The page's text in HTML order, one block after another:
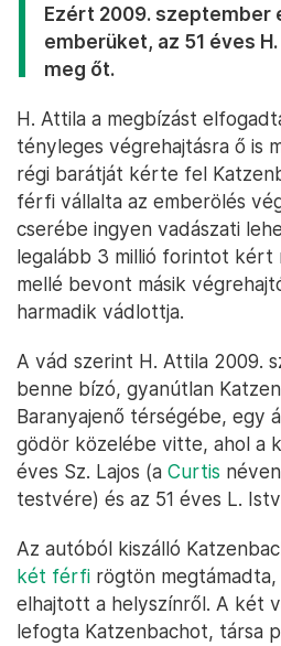
Ezért 2009. szeptember
emberüket, az 51 éves
meg őt.
H. Attila a megbízást
tényleges végrehajtásra ő is
régi barátját kérte fel
férfi vállalta az emberölés
cserébe ingyen vadászati
legalább 3 millió forintot kért
mellé bevont másik
harmadik vádlottja.
A vád szerint H. Attila 2009.
benne bízó, gyanútlan
Baranyajenő térségébe, egy
gödör közelébe vitte, ahol a
éves Sz. Lajos (a Curtis
testvére) és az 51 éves L.
Az autóból kiszálló
két férfi rögtön
elhajtott a helyszínről. A két
lefogta Katzenbachot, társa